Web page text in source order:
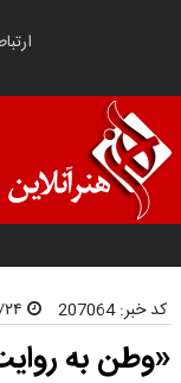
کد خبر:207064
«وطن به